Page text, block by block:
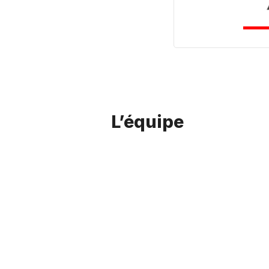
L’équipe